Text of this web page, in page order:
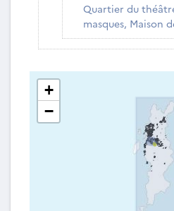
Quartier du
masques, Maison
+
−